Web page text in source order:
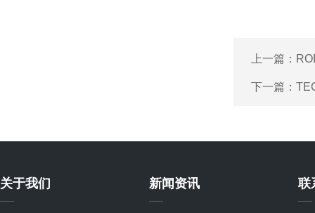
上一篇：
下一篇：
关于我们 新闻资讯 联